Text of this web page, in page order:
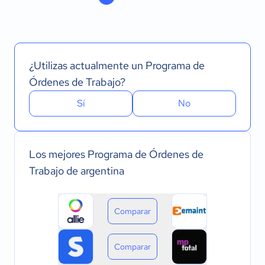
¿Utilizas actualmente un Programa de
Órdenes de Trabajo?
Sí No
Los mejores Programa de Órdenes de
Trabajo de argentina
Comparar
Comparar